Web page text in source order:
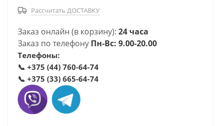
Рассчитать ДОСТАВКУ
Заказ онлайн (в корзину): 24 часа
Заказ по телефону Пн-Вс: 9.00-20.00
Телефоны:
📞 +375 (44) 760-64-74
📞 +375 (33) 665-64-74